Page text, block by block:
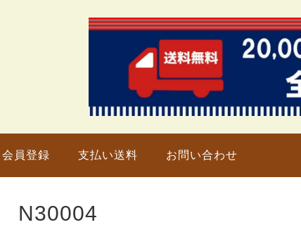
会員登録 支払い送料 お問い合わせ
N30004